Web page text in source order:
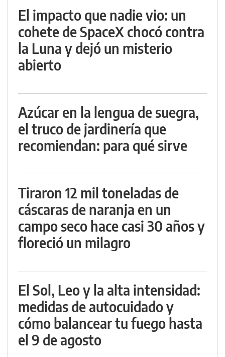
El impacto que nadie vio: un
cohete de SpaceX chocó contra
la Luna y dejó un misterio
abierto
Azúcar en la lengua de suegra,
el truco de jardinería que
recomiendan: para qué sirve
Tiraron 12 mil toneladas de
cáscaras de naranja en un
campo seco hace casi 30 años y
floreció un milagro
El Sol, Leo y la alta intensidad:
medidas de autocuidado y
cómo balancear tu fuego hasta
el 9 de agosto